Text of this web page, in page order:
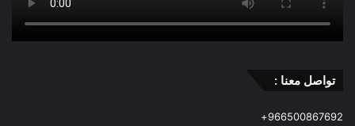
تواصل معنا :
966500867692+